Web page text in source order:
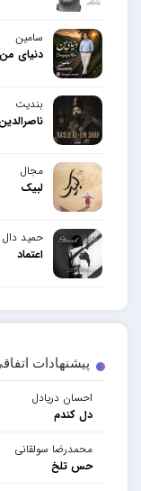
پیشنهادات
احسان دریادل
دل کندم
محمدرضا سولقانی
حس تلخ
سامین
دنیای من
بندیت
مجال
لبیک
حمید دال
اعتماد